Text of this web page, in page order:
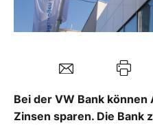
Mein Konto
Folgen Sie uns
Kontakt
Bei der VW Bank
Zinsen sparen. Die Bank